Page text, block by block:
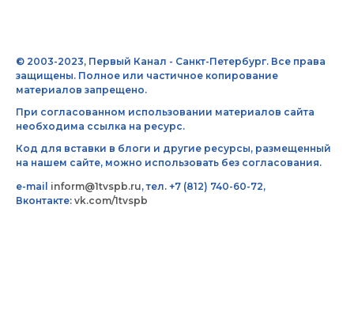
© 2003-2023, Первый Канал - Санкт-Петербург. Все права
защищены. Полное или частичное копирование
материалов запрещено.
При согласованном использовании материалов сайта
необходима ссылка на ресурс.
Код для вставки в блоги и другие ресурсы, размещенный
на нашем сайте, можно использовать без согласования.
e-mail inform@1tvspb.ru, тел. +7 (812) 740-60-72,
Вконтакте: vk.com/1tvspb